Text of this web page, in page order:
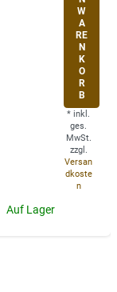
W
A
RE
N
K
O
R
B
* inkl.
ges.
MwSt.
zzgl.
Versan
dkoste
n
Auf Lager